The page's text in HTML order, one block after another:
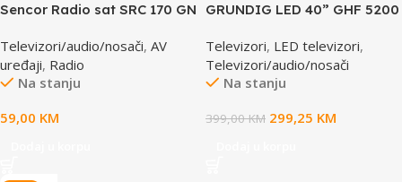
Sencor Radio sat SRC 170 GN
Televizori/audio/nosači, AV
uređaji, Radio
Na stanju
59,00 KM
GRUNDIG LED 40” GHF 5200
Televizori, LED televizori,
Televizori/audio/nosači
Na stanju
399,00KM 299,25 KM